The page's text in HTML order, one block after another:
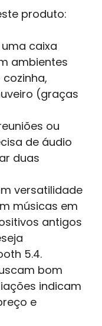
produto:
caixa
ambientes
(graças
ou
de áudio
duas
versatilidade
músicas em
antigos
5.4.
bom
indicam
e